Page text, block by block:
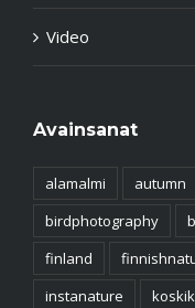
Video
Avainsanat
alamalmi autumn
birdphotography
finland
instanature